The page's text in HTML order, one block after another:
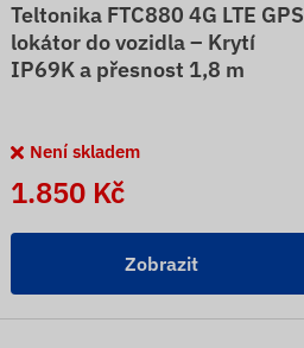
Teltonika FTC880 4G LTE GPS
lokátor do vozidla – Krytí
IP69K a přesnost 1,8 m
Není skladem
1.850 Kč
Zobrazit